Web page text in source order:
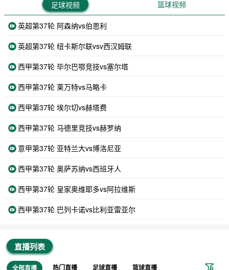
足球视频 篮球视频
英超第37轮 阿森纳vs伯恩利
英超第37轮 纽卡斯尔联vsv西汉姆联
西甲第37轮 毕尔巴鄂竞技vs塞尔塔
西甲第37轮 莱万特vs马略卡
西甲第37轮 埃尔切vs赫塔费
西甲第37轮 马德里竞技vs赫罗纳
意甲第37轮 亚特兰大vs博洛尼亚
西甲第37轮 奥萨苏纳vs西班牙人
西甲第37轮 皇家奥维耶多vs阿拉维斯
西甲第37轮 巴列卡诺vs比利亚雷亚尔
直播列表
全部直播 热门直播 足球直播 篮球直播